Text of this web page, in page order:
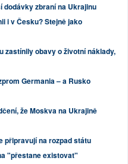
dodávky zbraní na Ukrajinu
i v Česku? Stejně jako
zastínily obavy o životní náklady,
Germania – a Rusko
že Moskva na Ukrajině
připravují na rozpad státu
"přestane existovat"